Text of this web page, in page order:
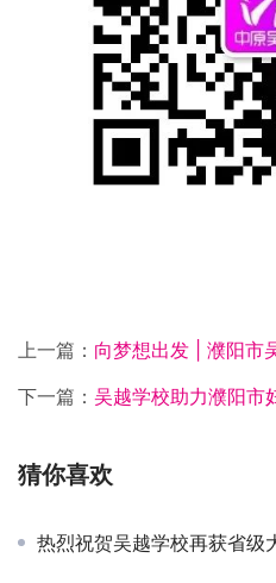
上一篇： 向梦想出发 | 濮阳市吴越职业培训学校2022届美
下一篇： 吴越学校助力濮阳市妇联纪
猜你喜欢
热烈祝贺吴越学校再获省级